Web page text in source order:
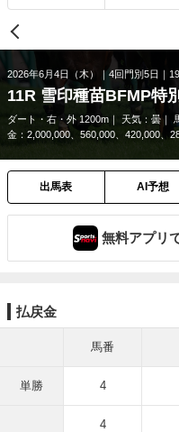
2026年6月4日（木） 4回門別5日
11R 雪印種苗BFMP特
ダート・右・外 1200m 天気： 曇
金：2,000,000、560,000、420,000、
出馬表 AI予想
無料アプリ
払戻金
馬番
単勝 4
4